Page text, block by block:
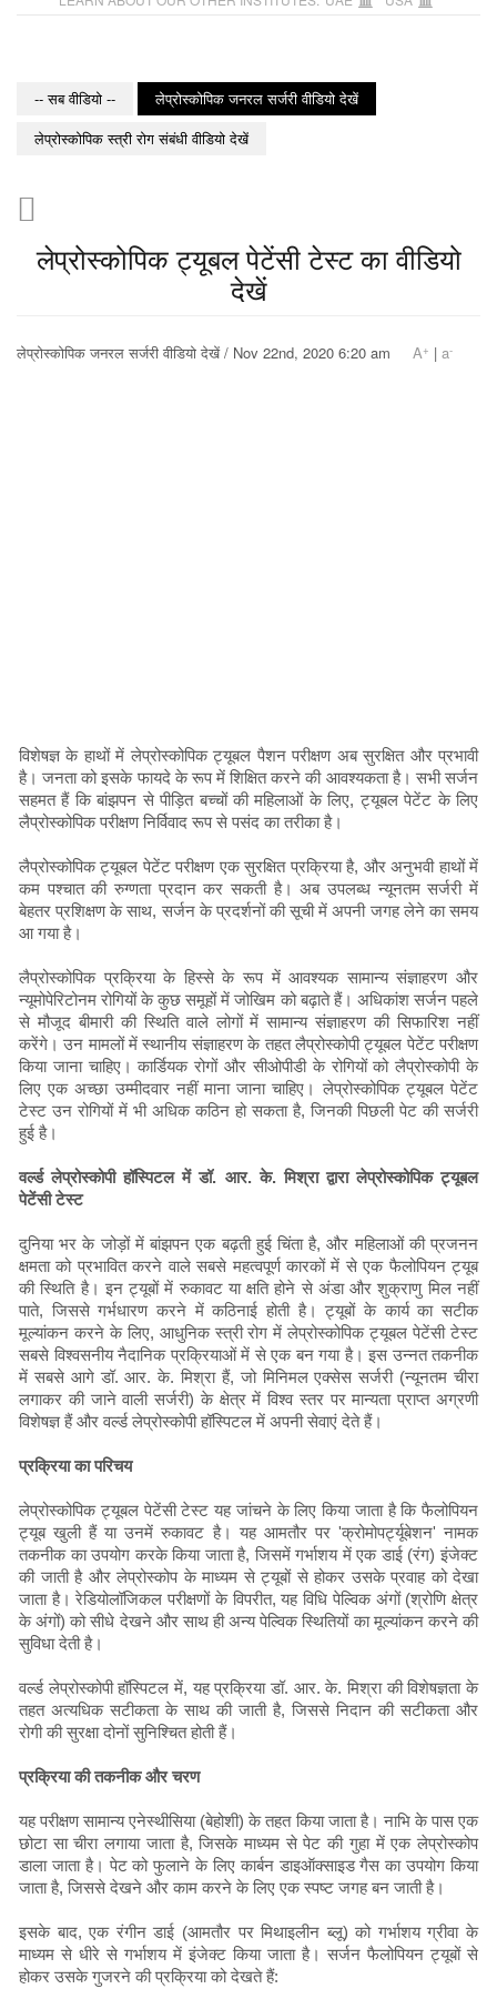
-- सब वीडियो --
लेप्रोस्कोपिक जनरल सर्जरी वीडियो देखें
लेप्रोस्कोपिक स्त्री रोग संबंधी वीडियो देखें
लेप्रोस्कोपिक ट्यूबल पेटेंसी टेस्ट का वीडियो
देखें
लेप्रोस्कोपिक जनरल सर्जरी वीडियो देखें / Nov 22nd, 2020 6:20 am A+ | a-
विशेषज्ञ के हाथों में लेप्रोस्कोपिक ट्यूबल पैशन परीक्षण अब सुरक्षित और प्रभावी
है। जनता को इसके फायदे के रूप में शिक्षित करने की आवश्यकता है। सभी सर्जन
सहमत हैं कि बांझपन से पीड़ित बच्चों की महिलाओं के लिए, ट्यूबल पेटेंट के लिए
लैप्रोस्कोपिक परीक्षण निर्विवाद रूप से पसंद का तरीका है।
लैप्रोस्कोपिक ट्यूबल पेटेंट परीक्षण एक सुरक्षित प्रक्रिया है, और अनुभवी हाथों में
कम पश्चात की रुग्णता प्रदान कर सकती है। अब उपलब्ध न्यूनतम सर्जरी में
बेहतर प्रशिक्षण के साथ, सर्जन के प्रदर्शनों की सूची में अपनी जगह लेने का समय
आ गया है।
लैप्रोस्कोपिक प्रक्रिया के हिस्से के रूप में आवश्यक सामान्य संज्ञाहरण और
न्यूमोपेरिटोनम रोगियों के कुछ समूहों में जोखिम को बढ़ाते हैं। अधिकांश सर्जन पहले
से मौजूद बीमारी की स्थिति वाले लोगों में सामान्य संज्ञाहरण की सिफारिश नहीं
करेंगे। उन मामलों में स्थानीय संज्ञाहरण के तहत लैप्रोस्कोपी ट्यूबल पेटेंट परीक्षण
किया जाना चाहिए। कार्डियक रोगों और सीओपीडी के रोगियों को लैप्रोस्कोपी के
लिए एक अच्छा उम्मीदवार नहीं माना जाना चाहिए। लेप्रोस्कोपिक ट्यूबल पेटेंट
टेस्ट उन रोगियों में भी अधिक कठिन हो सकता है, जिनकी पिछली पेट की सर्जरी
हुई है।
वर्ल्ड लेप्रोस्कोपी हॉस्पिटल में डॉ. आर. के. मिश्रा द्वारा लेप्रोस्कोपिक ट्यूबल
पेटेंसी टेस्ट
दुनिया भर के जोड़ों में बांझपन एक बढ़ती हुई चिंता है, और महिलाओं की प्रजनन
क्षमता को प्रभावित करने वाले सबसे महत्वपूर्ण कारकों में से एक फैलोपियन ट्यूब
की स्थिति है। इन ट्यूबों में रुकावट या क्षति होने से अंडा और शुक्राणु मिल नहीं
पाते, जिससे गर्भधारण करने में कठिनाई होती है। ट्यूबों के कार्य का सटीक
मूल्यांकन करने के लिए, आधुनिक स्त्री रोग में लेप्रोस्कोपिक ट्यूबल पेटेंसी टेस्ट
सबसे विश्वसनीय नैदानिक ​​प्रक्रियाओं में से एक बन गया है। इस उन्नत तकनीक
में सबसे आगे डॉ. आर. के. मिश्रा हैं, जो मिनिमल एक्सेस सर्जरी (न्यूनतम चीरा
लगाकर की जाने वाली सर्जरी) के क्षेत्र में विश्व स्तर पर मान्यता प्राप्त अग्रणी
विशेषज्ञ हैं और वर्ल्ड लेप्रोस्कोपी हॉस्पिटल में अपनी सेवाएं देते हैं।
प्रक्रिया का परिचय
लेप्रोस्कोपिक ट्यूबल पेटेंसी टेस्ट यह जांचने के लिए किया जाता है कि फैलोपियन
ट्यूब खुली हैं या उनमें रुकावट है। यह आमतौर पर 'क्रोमोपर्ट्यूबेशन' नामक
तकनीक का उपयोग करके किया जाता है, जिसमें गर्भाशय में एक डाई (रंग) इंजेक्ट
की जाती है और लेप्रोस्कोप के माध्यम से ट्यूबों से होकर उसके प्रवाह को देखा
जाता है। रेडियोलॉजिकल परीक्षणों के विपरीत, यह विधि पेल्विक अंगों (श्रोणि क्षेत्र
के अंगों) को सीधे देखने और साथ ही अन्य पेल्विक स्थितियों का मूल्यांकन करने की
सुविधा देती है।
वर्ल्ड लेप्रोस्कोपी हॉस्पिटल में, यह प्रक्रिया डॉ. आर. के. मिश्रा की विशेषज्ञता के
तहत अत्यधिक सटीकता के साथ की जाती है, जिससे निदान की सटीकता और
रोगी की सुरक्षा दोनों सुनिश्चित होती हैं।
प्रक्रिया की तकनीक और चरण
यह परीक्षण सामान्य एनेस्थीसिया (बेहोशी) के तहत किया जाता है। नाभि के पास एक
छोटा सा चीरा लगाया जाता है, जिसके माध्यम से पेट की गुहा में एक लेप्रोस्कोप
डाला जाता है। पेट को फुलाने के लिए कार्बन डाइऑक्साइड गैस का उपयोग किया
जाता है, जिससे देखने और काम करने के लिए एक स्पष्ट जगह बन जाती है।
इसके बाद, एक रंगीन डाई (आमतौर पर मिथाइलीन ब्लू) को गर्भाशय ग्रीवा के
माध्यम से धीरे से गर्भाशय में इंजेक्ट किया जाता है। सर्जन फैलोपियन ट्यूबों से
होकर उसके गुजरने की प्रक्रिया को देखते हैं: